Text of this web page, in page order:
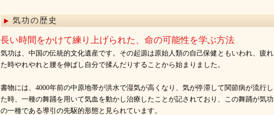
気功の歴史
長い時間をかけて練り上げられた、命の可能性を学ぶ方法
気功は、中国の伝統的文化遺産です。その起源は原始人類の自己保健ともいわれ、疲れ
た時やれやれと腰を伸ばし自分で揉んだりすることから始まりました。
書物には、4000年前の中原地帯が洪水で湿気が高くなり、気が停滞して関節病が流行し
た時、一種の舞踊を用いて気血を動かし治療したことが記されており、この舞踊が気功
の一種である導引の先駆的形態と見られています。